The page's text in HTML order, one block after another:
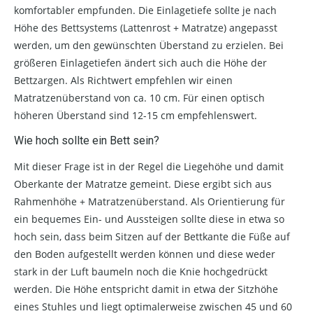
komfortabler empfunden. Die Einlagetiefe sollte je nach
Höhe des Bettsystems (Lattenrost + Matratze) angepasst
werden, um den gewünschten Überstand zu erzielen. Bei
größeren Einlagetiefen ändert sich auch die Höhe der
Bettzargen. Als Richtwert empfehlen wir einen
Matratzenüberstand von ca. 10 cm. Für einen optisch
höheren Überstand sind 12-15 cm empfehlenswert.
Wie hoch sollte ein Bett sein?
Mit dieser Frage ist in der Regel die Liegehöhe und damit
Oberkante der Matratze gemeint. Diese ergibt sich aus
Rahmenhöhe + Matratzenüberstand. Als Orientierung für
ein bequemes Ein- und Aussteigen sollte diese in etwa so
hoch sein, dass beim Sitzen auf der Bettkante die Füße auf
den Boden aufgestellt werden können und diese weder
stark in der Luft baumeln noch die Knie hochgedrückt
werden. Die Höhe entspricht damit in etwa der Sitzhöhe
eines Stuhles und liegt optimalerweise zwischen 45 und 60